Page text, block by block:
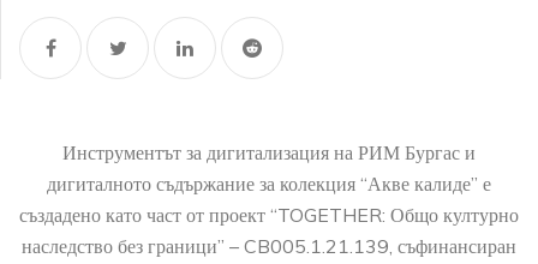
Инструментът за дигитализация на РИМ Бургас и
дигиталното съдържание за колекция “Акве калиде” е
създадено като част от проект “TOGETHER: Общо културно
наследство без граници” – CB005.1.21.139, съфинансиран